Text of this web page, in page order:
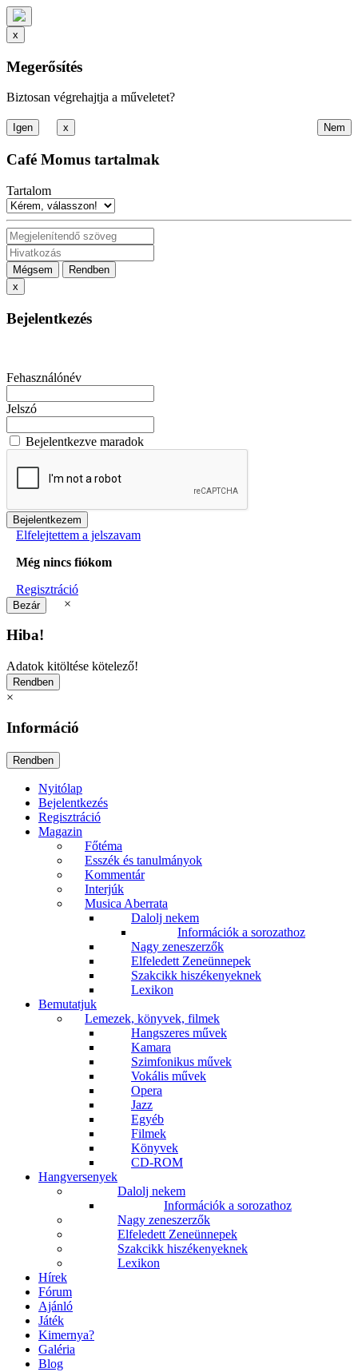
x
Megerősítés
Biztosan végrehajtja a műveletet?
x
Café Momus tartalmak
Tartalom
Mégsem
Rendben
x
Bejelentkezés
Fehasználónév
Jelszó
Bejelentkezve maradok
Elfelejtettem a jelszavam
Még nincs fiókom
Regisztráció
×
Hiba!
Adatok kitöltése kötelező!
×
Információ
Nyitólap
Bejelentkezés
Regisztráció
Magazin
Főtéma
Esszék és tanulmányok
Kommentár
Interjúk
Musica Aberrata
Dalolj nekem
Információk a sorozathoz
Nagy zeneszerzők
Elfeledett Zeneünnepek
Szakcikk hiszékenyeknek
Lexikon
Bemutatjuk
Lemezek, könyvek, filmek
Hangszeres művek
Kamara
Szimfonikus művek
Vokális művek
Opera
Jazz
Egyéb
Filmek
Könyvek
CD-ROM
Hangversenyek
Dalolj nekem
Információk a sorozathoz
Nagy zeneszerzők
Elfeledett Zeneünnepek
Szakcikk hiszékenyeknek
Lexikon
Hírek
Fórum
Ajánló
Játék
Kimernya?
Galéria
Blog